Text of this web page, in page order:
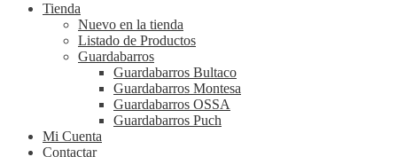
Tienda
Nuevo en la tienda
Listado de Productos
Guardabarros
Guardabarros Bultaco
Guardabarros Montesa
Guardabarros OSSA
Guardabarros Puch
Mi Cuenta
Contactar